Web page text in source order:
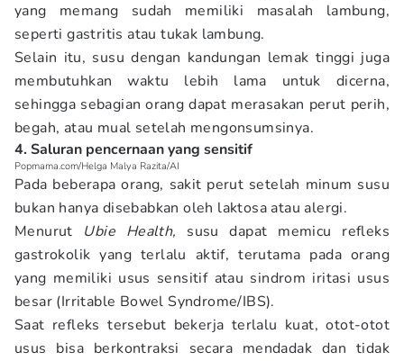
yang memang sudah memiliki masalah lambung,
seperti gastritis atau tukak lambung.
Selain itu, susu dengan kandungan lemak tinggi juga
membutuhkan waktu lebih lama untuk dicerna,
sehingga sebagian orang dapat merasakan perut perih,
begah, atau mual setelah mengonsumsinya.
4. Saluran pencernaan yang sensitif
Popmama.com/Helga Malya Razita/AI
Pada beberapa orang, sakit perut setelah minum susu
bukan hanya disebabkan oleh laktosa atau alergi.
Menurut Ubie Health, susu dapat memicu refleks
gastrokolik yang terlalu aktif, terutama pada orang
yang memiliki usus sensitif atau sindrom iritasi usus
besar (Irritable Bowel Syndrome/IBS).
Saat refleks tersebut bekerja terlalu kuat, otot-otot
usus bisa berkontraksi secara mendadak dan tidak